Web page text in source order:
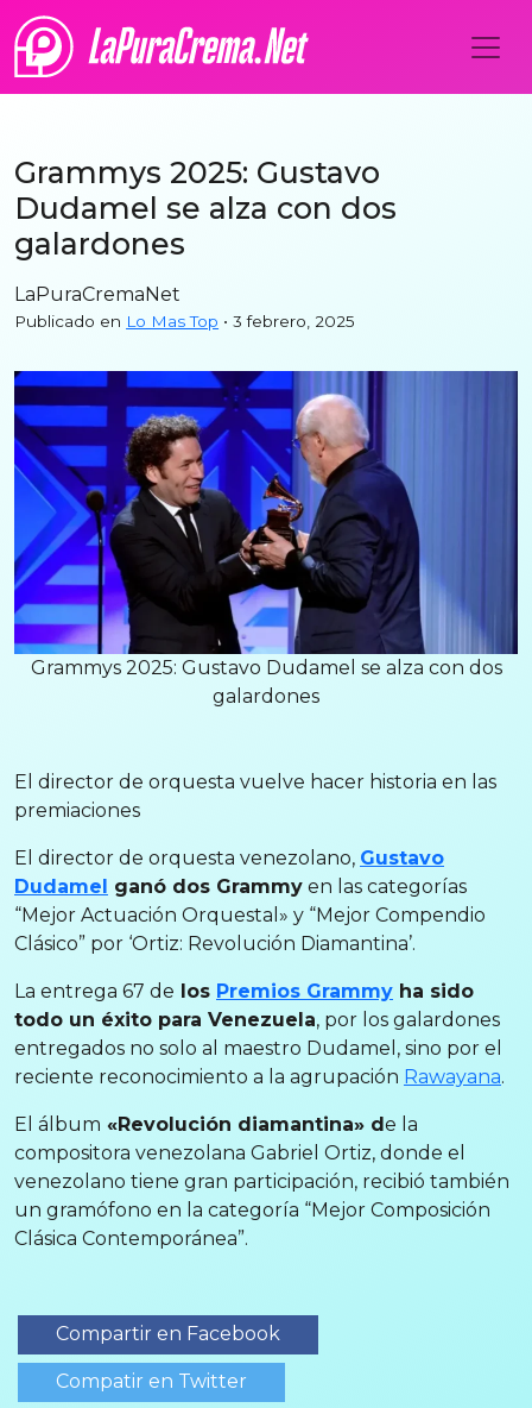
Grammys 2025: Gustavo
Dudamel se alza con dos
galardones
LaPuraCremaNet
Publicado en Lo Mas Top • 3 febrero, 2025
Grammys 2025: Gustavo Dudamel se alza con dos
galardones
El director de orquesta vuelve hacer historia en las
premiaciones
El director de orquesta venezolano, Gustavo
Dudamel
ganó dos Grammy en las categorías
“Mejor Actuación Orquestal» y “Mejor Compendio
Clásico” por ‘Ortiz: Revolución Diamantina’.
La entrega 67 de los Premios Grammy ha sido
todo un éxito para Venezuela, por los galardones
entregados no solo al maestro Dudamel, sino por el
reciente reconocimiento a la agrupación Rawayana.
El álbum «Revolución diamantina» d e la
compositora venezolana Gabriel Ortiz, donde el
venezolano tiene gran participación, recibió también
un gramófono en la categoría “Mejor Composición
Clásica Contemporánea”.
Compartir en Facebook
Compatir en Twitter